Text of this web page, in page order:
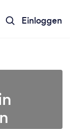
Einloggen